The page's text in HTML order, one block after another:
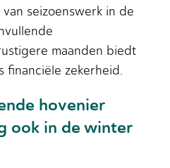
seizoenswerk in de
maanden biedt
financiële zekerheid.
hovenier
ook in de winter